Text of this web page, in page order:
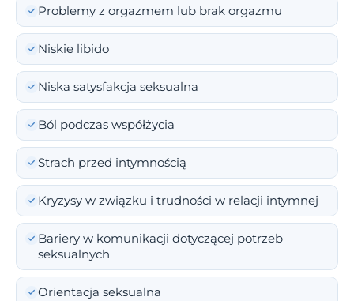
Problemy z orgazmem lub brak orgazmu
Niskie libido
Niska satysfakcja seksualna
Ból podczas współżycia
Strach przed intymnością
Kryzysy w związku i trudności w relacji intymnej
Bariery w komunikacji dotyczącej potrzeb
seksualnych
Orientacja seksualna